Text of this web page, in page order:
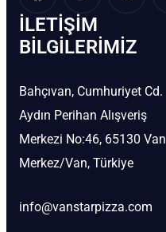
İLETIŞIM
BİLGILERIMIZ
Bahçıvan, Cumhuriyet Cd.
Aydın Perihan Alışveriş
Merkezi No:46, 65130 Van
Merkez/Van, Türkiye
info@vanstarpizza.com